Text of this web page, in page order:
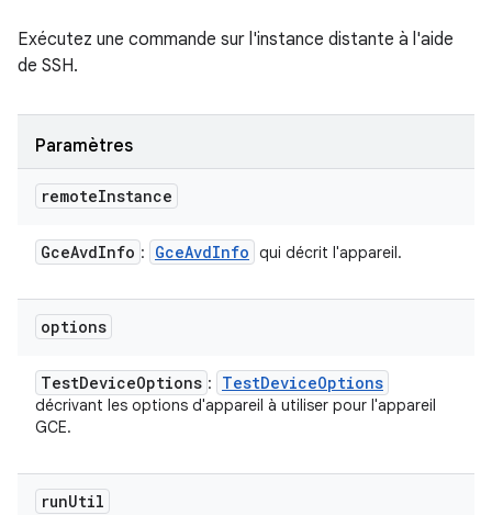
Exécutez une commande sur l'instance distante à l'aide
de SSH.
Paramètres
remoteInstance
GceAvdInfo : GceAvdInfo qui décrit l'appareil.
options
TestDeviceOptions : TestDeviceOptions
décrivant les options d'appareil à utiliser pour l'appareil
GCE.
runUtil